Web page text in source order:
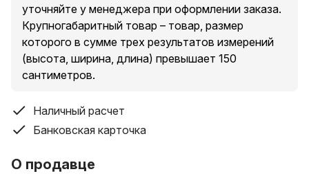
уточняйте у менеджера при оформлении заказа.
Крупногабаритный товар – товар, размер
которого в сумме трех результатов измерений
(высота, ширина, длина) превышает 150
сантиметров.
Наличный расчет
Банковская карточка
О продавце